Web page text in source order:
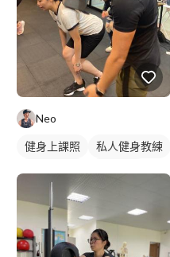
Neo
健身上課照
私人健身教練